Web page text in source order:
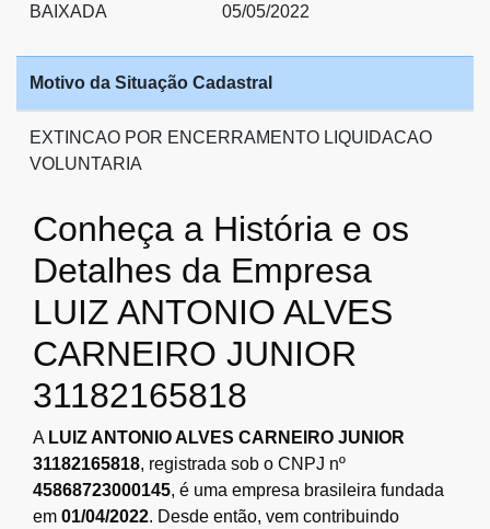
BAIXADA 05/05/2022
Motivo da Situação Cadastral
EXTINCAO POR ENCERRAMENTO LIQUIDACAO
VOLUNTARIA
Conheça a História e os
Detalhes da Empresa
LUIZ ANTONIO ALVES
CARNEIRO JUNIOR
31182165818
A LUIZ ANTONIO ALVES CARNEIRO JUNIOR
31182165818, registrada sob o CNPJ nº
45868723000145, é uma empresa brasileira fundada
em 01/04/2022. Desde então, vem contribuindo